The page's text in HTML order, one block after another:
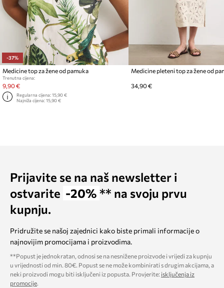
-37%
Medicine top za žene od pamuka
Trenutna cijena:
9,90 €
Regularna cijena:15,90 €
Najniža cijena:15,90 €
Medicine pleteni top za žene od
34,90 €
Prijavite se na naš newsletter i
ostvarite -20% ** na svoju prvu
kupnju.
Pridružite se našoj zajednici kako biste primali informacije o
najnovijim promocijama i proizvodima.
**Popust je jednokratan, odnosi se na nesnižene proizvode i vrijedi za kupnju
u vrijednosti od min. 80€. Popust se ne može kombinirati s drugim akcijama, a
neki proizvodi mogu biti isključeni iz popusta. Provjerite: isključenja iz
promocije.